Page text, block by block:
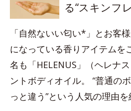
る“スキンフ
「自然ないい匂い*」とお客
になっている香りアイテムを
名も「HELENUS」（ヘレナ
ントボディオイル。 “普通の
っと違う”という人気の理由を